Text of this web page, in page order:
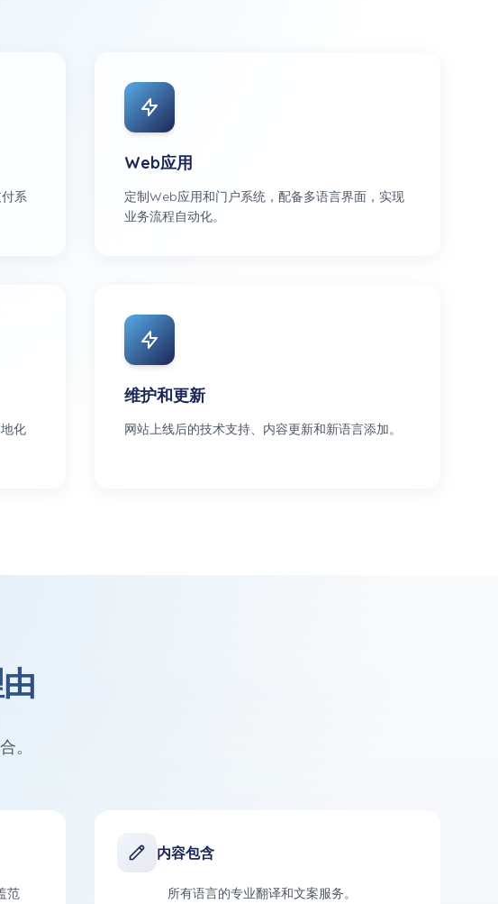
系
Web应用
定制Web应用和门户系统，配备多语言界面，实现
业务流程自动化。
化
维护和更新
网站上线后的技术支持、内容更新和新语言添加。
。
范
内容包含
所有语言的专业翻译和文案服务。